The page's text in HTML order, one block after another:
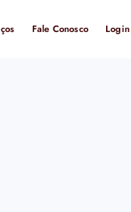
Fale Conosco Login